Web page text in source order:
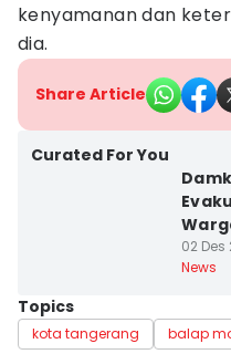
kenyamanan dan
dia.
Share Article
Curated For You
02 Des
News
Topics
kota tangerang balap